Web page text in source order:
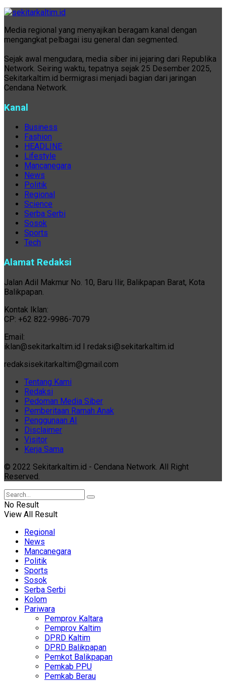
Media regional yang menyajikan beragam kanal dengan
mengangkat pelbagai isu general dan segmented.
Sejak awal mengudara, media siber ini jejaring dari Republika
Network. Seiring waktu, tepatnya sejak 25 Desember 2025,
Sekitarkaltim.id bermigrasi menjadi bagian dari jaringan
Cendana Network.
Kanal
Business
Fashion
HEADLINE
Lifestyle
Mancanegara
News
Politik
Regional
Science
Serba Serbi
Sosok
Sports
Tech
Alamat Redaksi
Jalan Adil Makmur No. 10, Baru Ilir, Balikpapan Barat, Kota
Balikpapan.
Kontak Iklan:
CP: +62 822-9986-7079
Email:
iklan@sekitarkaltim.id I redaksi@sekitarkaltim.id
redaksisekitarkaltim@gmail.com
Tentang Kami
Redaksi
Pedoman Media Siber
Pemberitaan Ramah Anak
Penggunaan AI
Disclaimer
Visitor
Kerja Sama
© 2022 Sekitarkaltim.id - Cendana Network. All Right
Reserved.
No Result
View All Result
Regional
News
Mancanegara
Politik
Sports
Sosok
Serba Serbi
Kolom
Pariwara
Pemprov Kaltara
Pemprov Kaltim
DPRD Kaltim
DPRD Balikpapan
Pemkot Balikpapan
Pemkab PPU
Pemkab Berau